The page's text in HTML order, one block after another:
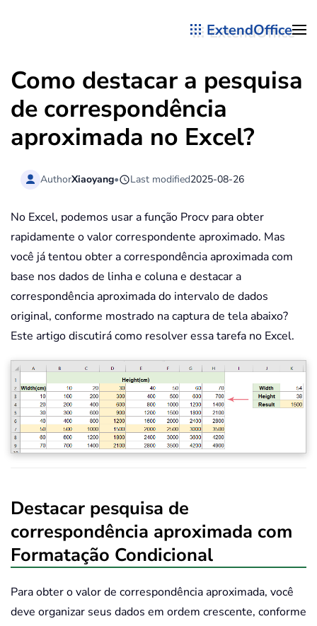
ExtendOffice
Como destacar a pesquisa
de correspondência
aproximada no Excel?
AuthorXiaoyang• Last modified2025-08-26
No Excel, podemos usar a função Procv para obter
rapidamente o valor correspondente aproximado. Mas
você já tentou obter a correspondência aproximada com
base nos dados de linha e coluna e destacar a
correspondência aproximada do intervalo de dados
original, conforme mostrado na captura de tela abaixo?
Este artigo discutirá como resolver essa tarefa no Excel.
Destacar pesquisa de
correspondência aproximada com
Formatação Condicional
Para obter o valor de correspondência aproximada, você
deve organizar seus dados em ordem crescente, conforme